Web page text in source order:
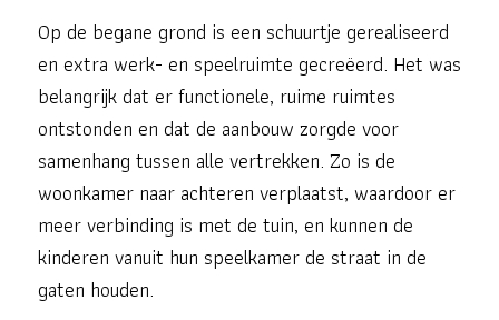
Op de begane grond is een schuurtje gerealiseerd
en extra werk- en speelruimte gecreëerd. Het was
belangrijk dat er functionele, ruime ruimtes
ontstonden en dat de aanbouw zorgde voor
samenhang tussen alle vertrekken. Zo is de
woonkamer naar achteren verplaatst, waardoor er
meer verbinding is met de tuin, en kunnen de
kinderen vanuit hun speelkamer de straat in de
gaten houden.